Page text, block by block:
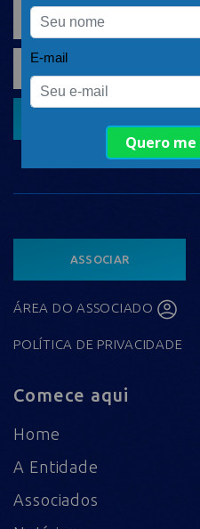
ASSOCIAR
ÁREA DO ASSOCIADO
POLÍTICA DE PRIVACIDADE
Comece aqui
Home
A Entidade
Associados